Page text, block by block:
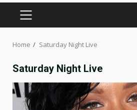
PRIMARY
Home Saturday Night Live
Saturday Night Live